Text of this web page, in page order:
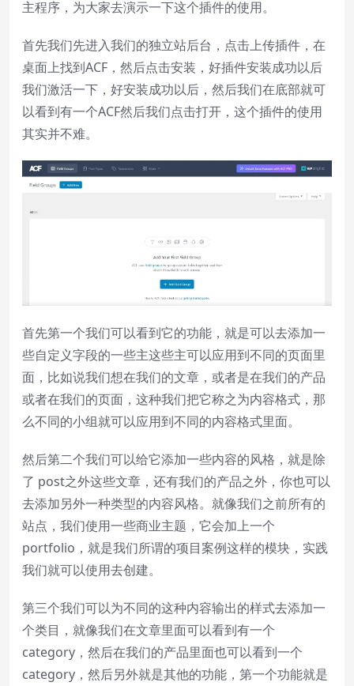
主程序，为大家去演示一下这个插件的使用。
首先我们先进入我们的独立站后台，点击上传插件，在
桌面上找到ACF，然后点击安装，好插件安装成功以后
我们激活一下，好安装成功以后，然后我们在底部就可
以看到有一个ACF然后我们点击打开，这个插件的使用
其实并不难。
首先第一个我们可以看到它的功能，就是可以去添加一
些自定义字段的一些主这些主可以应用到不同的页面里
面，比如说我们想在我们的文章，或者是在我们的产品
或者在我们的页面，这种我们把它称之为内容格式，那
么不同的小组就可以应用到不同的内容格式里面。
然后第二个我们可以给它添加一些内容的风格，就是除
了 post之外这些文章，还有我们的产品之外，你也可以
去添加另外一种类型的内容风格。就像我们之前所有的
站点，我们使用一些商业主题，它会加上一个
portfolio，就是我们所谓的项目案例这样的模块，实践
我们就可以使用去创建。
第三个我们可以为不同的这种内容输出的样式去添加一
个类目，就像我们在文章里面可以看到有一个
category，然后在我们的产品里面也可以看到一个
category，然后另外就是其他的功能，第一个功能就是